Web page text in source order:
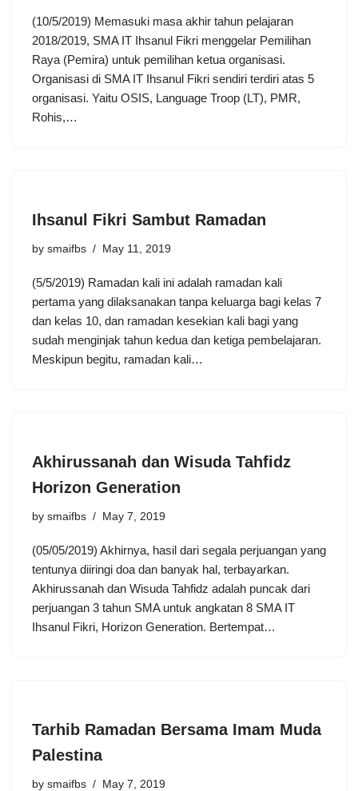
(10/5/2019) Memasuki masa akhir tahun pelajaran
2018/2019, SMA IT Ihsanul Fikri menggelar Pemilihan
Raya (Pemira) untuk pemilihan ketua organisasi.
Organisasi di SMA IT Ihsanul Fikri sendiri terdiri atas 5
organisasi. Yaitu OSIS, Language Troop (LT), PMR,
Rohis,…
Ihsanul Fikri Sambut Ramadan
by smaifbs May 11, 2019
(5/5/2019) Ramadan kali ini adalah ramadan kali
pertama yang dilaksanakan tanpa keluarga bagi kelas 7
dan kelas 10, dan ramadan kesekian kali bagi yang
sudah menginjak tahun kedua dan ketiga pembelajaran.
Meskipun begitu, ramadan kali…
Akhirussanah dan Wisuda Tahfidz
Horizon Generation
by smaifbs May 7, 2019
(05/05/2019) Akhirnya, hasil dari segala perjuangan yang
tentunya diiringi doa dan banyak hal, terbayarkan.
Akhirussanah dan Wisuda Tahfidz adalah puncak dari
perjuangan 3 tahun SMA untuk angkatan 8 SMA IT
Ihsanul Fikri, Horizon Generation. Bertempat…
Tarhib Ramadan Bersama Imam Muda
Palestina
by smaifbs May 7, 2019